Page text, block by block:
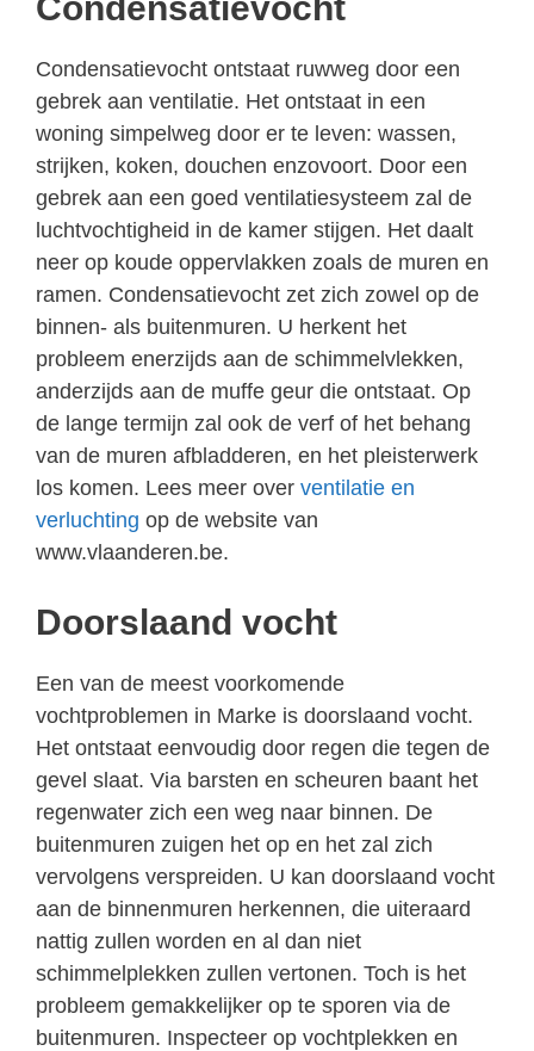
Condensatievocht ontstaat ruwweg door een
gebrek aan ventilatie. Het ontstaat in een
woning simpelweg door er te leven: wassen,
strijken, koken, douchen enzovoort. Door een
gebrek aan een goed ventilatiesysteem zal de
luchtvochtigheid in de kamer stijgen. Het daalt
neer op koude oppervlakken zoals de muren en
ramen. Condensatievocht zet zich zowel op de
binnen- als buitenmuren. U herkent het
probleem enerzijds aan de schimmelvlekken,
anderzijds aan de muffe geur die ontstaat. Op
de lange termijn zal ook de verf of het behang
van de muren afbladderen, en het pleisterwerk
los komen. Lees meer over ventilatie en
verluchting op de website van
www.vlaanderen.be.
Doorslaand vocht
Een van de meest voorkomende
vochtproblemen in Marke is doorslaand vocht.
Het ontstaat eenvoudig door regen die tegen de
gevel slaat. Via barsten en scheuren baant het
regenwater zich een weg naar binnen. De
buitenmuren zuigen het op en het zal zich
vervolgens verspreiden. U kan doorslaand vocht
aan de binnenmuren herkennen, die uiteraard
nattig zullen worden en al dan niet
schimmelplekken zullen vertonen. Toch is het
probleem gemakkelijker op te sporen via de
buitenmuren. Inspecteer op vochtplekken en